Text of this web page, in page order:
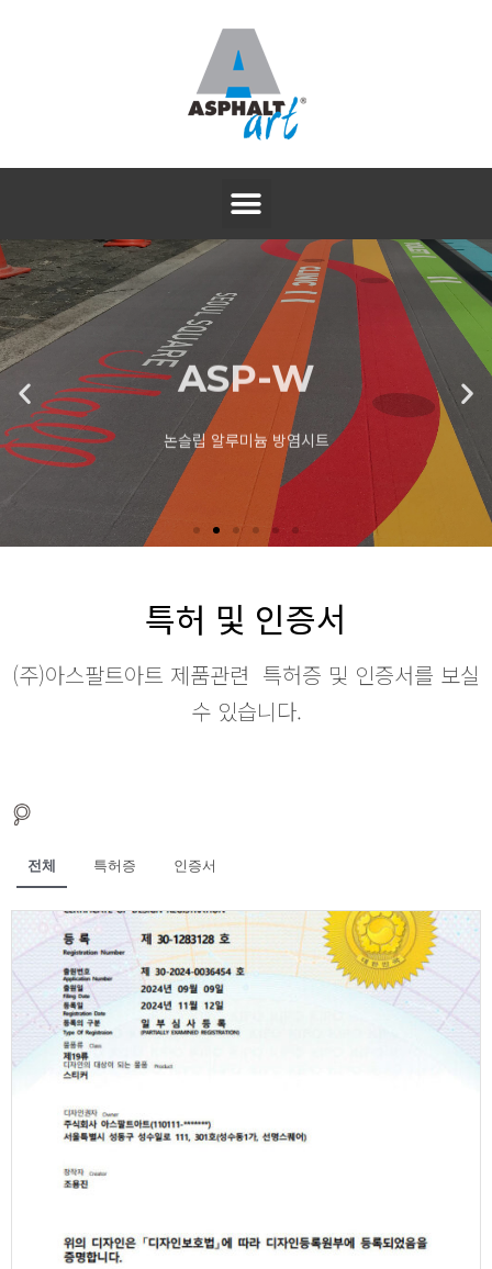
ASP-W
논슬립 알루미늄 방염시트
특허 및 인증서
(주)아스팔트아트 제품관련 특허증 및 인증서를 보실
수 있습니다.
전체 특허증 인증서